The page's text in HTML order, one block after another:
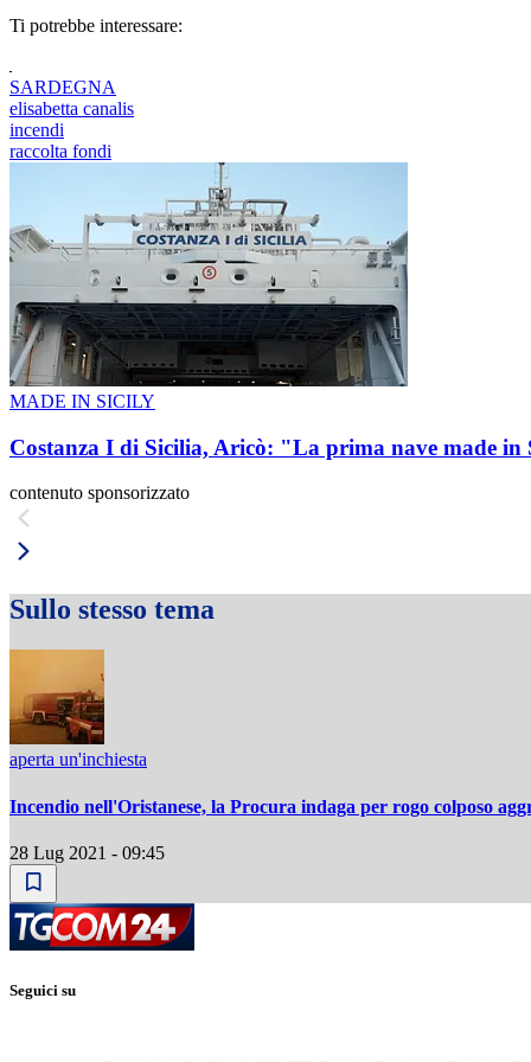
Ti potrebbe interessare:
SARDEGNA
elisabetta canalis
incendi
raccolta fondi
MADE IN SICILY
Costanza I di Sicilia, Aricò: "La prima nave made in
contenuto sponsorizzato
Sullo stesso tema
aperta un'inchiesta
Incendio nell'Oristanese, la Procura indaga per rogo colposo
28 Lug 2021 - 09:45
Seguici su